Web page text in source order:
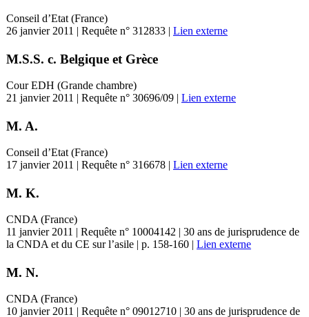
Conseil d’Etat (France)
26 janvier 2011 | Requête n° 312833 | Lien externe
M.S.S. c. Belgique et Grèce
Cour EDH (Grande chambre)
21 janvier 2011 | Requête n° 30696/09 | Lien externe
M. A.
Conseil d’Etat (France)
17 janvier 2011 | Requête n° 316678 | Lien externe
M. K.
CNDA (France)
11 janvier 2011 | Requête n° 10004142 | 30 ans de jurisprudence de
la CNDA et du CE sur l’asile | p. 158-160 | Lien externe
M. N.
CNDA (France)
10 janvier 2011 | Requête n° 09012710 | 30 ans de jurisprudence de